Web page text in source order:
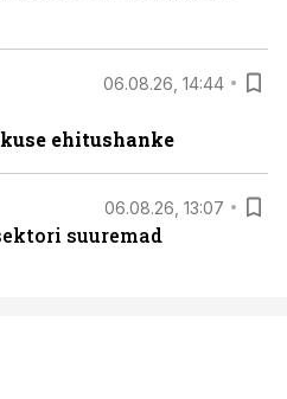
06.08.26, 14:44
ehitushanke
06.08.26, 13:07
suuremad